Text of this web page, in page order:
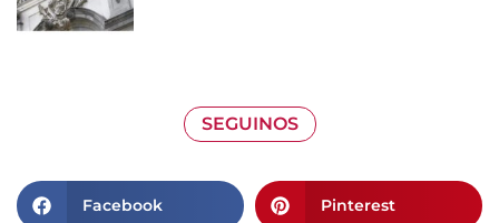
SEGUINOS
Facebook Pinterest